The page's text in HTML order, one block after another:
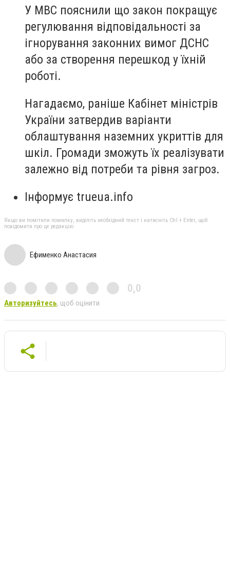
У МВС пояснили що закон покращує
регулювання відповідальності за
ігнорування законних вимог ДСНС
або за створення перешкод у їхній
роботі.
Нагадаємо, раніше Кабінет міністрів
України затвердив варіанти
облаштування наземних укриттів для
шкіл. Громади зможуть їх реалізувати
залежно від потреби та рівня загроз.
Інформує trueua.info
Якщо ви помітили помилку, виділіть необхідний текст і натисніть Ctrl + Enter, щоб
повідомити про це редакцію
Ефименко Анастасия
0,0
Авторизуйтесь, щоб оцінити